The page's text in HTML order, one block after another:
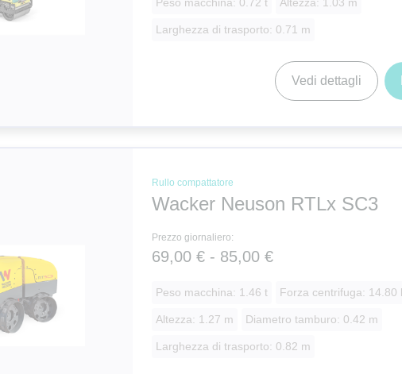
Larghezza di trasporto: 0.71 m
Vedi dettagli
Rullo compattatore
Wacker Neuson RTLx SC3
Prezzo giornaliero:
69,00 € - 85,00 €
Peso macchina: 1.46 t Forza centrifuga: 14.80
Altezza: 1.27 m Diametro tamburo: 0.42 m
Larghezza di trasporto: 0.82 m